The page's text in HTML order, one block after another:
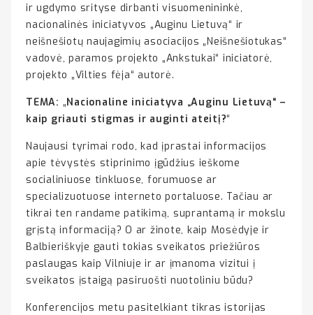
ir ugdymo srityse dirbanti visuomenininkė,
nacionalinės iniciatyvos „Auginu Lietuvą“ ir
neišnešiotų naujagimių asociacijos „Neišnešiotukas“
vadovė, paramos projekto „Ankstukai“ iniciatorė,
projekto „Vilties fėja“ autorė.
TEMA: „Nacionaline iniciatyva „Auginu Lietuvą“ –
kaip griauti stigmas ir auginti ateitį?“
Naujausi tyrimai rodo, kad įprastai informacijos
apie tėvystės stiprinimo įgūdžius ieškome
socialiniuose tinkluose, forumuose ar
specializuotuose interneto portaluose. Tačiau ar
tikrai ten randame patikimą, suprantamą ir mokslu
grįstą informaciją? O ar žinote, kaip Mosėdyje ir
Balbieriškyje gauti tokias sveikatos priežiūros
paslaugas kaip Vilniuje ir ar įmanoma vizitui į
sveikatos įstaigą pasiruošti nuotoliniu būdu?
Konferencijos metu pasitelkiant tikras istorijas